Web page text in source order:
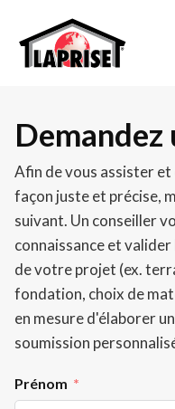
Demandez
Afin de vous assister
façon juste et précise,
suivant. Un conseiller
connaissance et
de votre projet (ex.
fondation, choix de
en mesure d'élaborer
soumission
Prénom